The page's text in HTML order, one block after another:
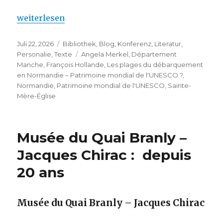
„Les plages du débarquement en Normandie –
weiterlesen
Veröffentlicht
am
Juli 22, 2026 Kategorien
Bibliothek, Blog, Konferenz, Literatur,
Personalie,Texte Schlagwörter
Angela Merkel, Département
Manche, François Hollande, Les plages du débarquement
en Normandie – Patrimoine mondial de l'UNESCO ?,
Normandie, Patrimoine mondial de l'UNESCO, Sainte-
Mère-Église
Musée du Quai Branly –
Jacques Chirac : depuis
20 ans
Musée du Quai Branly – Jacques Chirac